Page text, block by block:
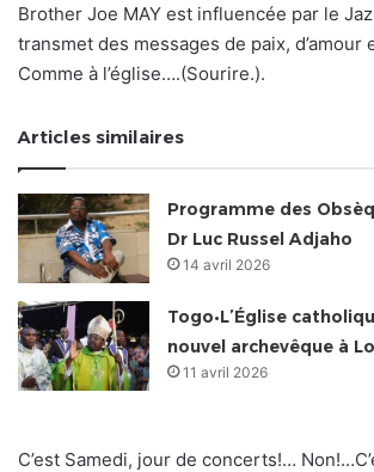
Brother Joe MAY est influencée par le
transmet des messages de paix, d’amour
Comme à l’église….(Sourire.).
Articles similaires
Programme des
Dr Luc Russel Adjaho
14 avril 2026
Togo•L’Église
nouvel archevêque à
11 avril 2026
C’est Samedi, jour de concerts!…